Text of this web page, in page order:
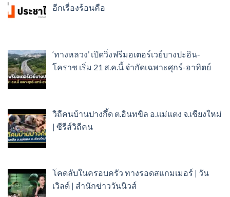
อีกเรื่องร้อนคือ
‘ทางหลวง’ เปิดวิ่งฟรีมอเตอร์เวย์บางปะอิน-
โคราช เริ่ม 21 ส.ค.นี้ จำกัดเฉพาะศุกร์-อาทิตย์
วิถีคนบ้านปางกึ้ด ต.อินทขิล อ.แม่แตง จ.เชียงใหม่
| ซีรีส์วิถีคน
โคดลับในครอบครัว ทางรอดสแกมเมอร์ | วัน
เวิลด์ | สำนักข่าววันนิวส์